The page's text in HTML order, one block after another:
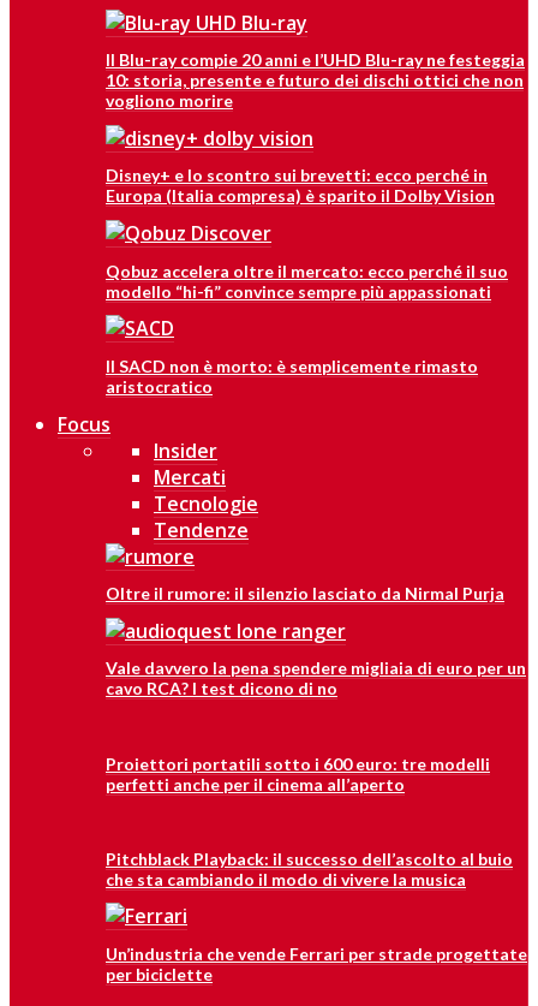
Il Blu-ray compie 20 anni e l’UHD Blu-ray ne festeggia
10: storia, presente e futuro dei dischi ottici che non
vogliono morire
Disney+ e lo scontro sui brevetti: ecco perché in
Europa (Italia compresa) è sparito il Dolby Vision
Qobuz accelera oltre il mercato: ecco perché il suo
modello “hi-fi” convince sempre più appassionati
Il SACD non è morto: è semplicemente rimasto
aristocratico
Focus
Insider
Mercati
Tecnologie
Tendenze
Oltre il rumore: il silenzio lasciato da Nirmal Purja
Vale davvero la pena spendere migliaia di euro per un
cavo RCA? I test dicono di no
Proiettori portatili sotto i 600 euro: tre modelli
perfetti anche per il cinema all’aperto
Pitchblack Playback: il successo dell’ascolto al buio
che sta cambiando il modo di vivere la musica
Un’industria che vende Ferrari per strade progettate
per biciclette